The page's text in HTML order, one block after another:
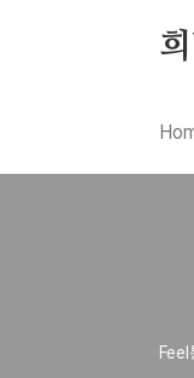
Feel